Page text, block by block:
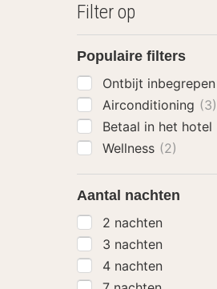
Filter op
Populaire filters
Ontbijt inbegrepen
Airconditioning (3)
Betaal in het hotel
Wellness (2)
Aantal nachten
2 nachten
3 nachten
4 nachten